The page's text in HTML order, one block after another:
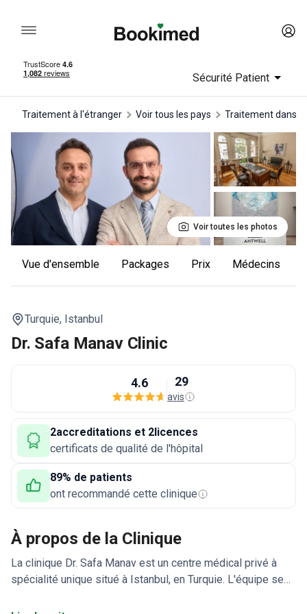
Sécurité Patient
Traitement à l'étranger Voir tous les pays traitement dans
Voir toutes les photos
Vue d'ensemble Packages Prix Médecins
Turquie, Istanbul
Dr. Safa Manav Clinic
4.6 29
avis
2accreditations et 2licences
certificats de qualité de l'hôpital
89% de patients
ont recommandé cette clinique
À propos de la Clinique
La clinique Dr. Safa Manav est un centre médical privé à
spécialité unique situé à Istanbul, en Turquie. L'équipe se